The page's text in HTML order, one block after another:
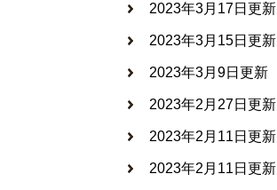
2023年3月17日更新
2023年3月15日更新
2023年3月9日更新
2023年2月27日更新
2023年2月11日更新
2023年2月11日更新